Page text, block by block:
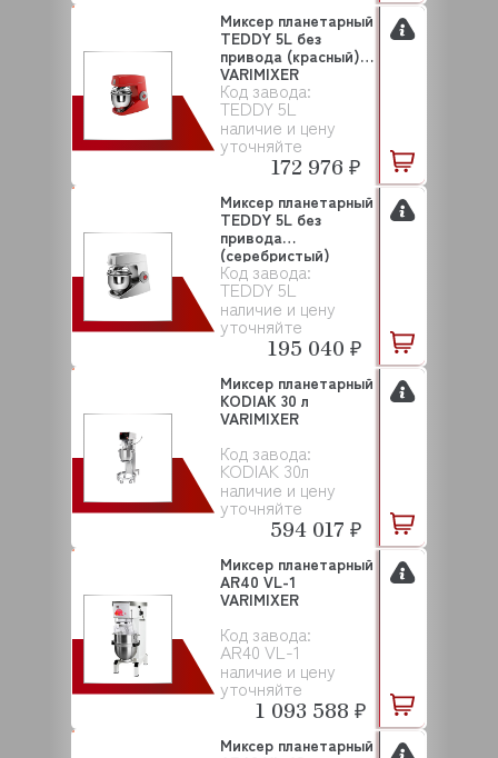
Код завода:
TEDDY 5L
наличие и цену
уточняйте
Миксер планетарный
TEDDY 5L без
привода (красный)
VARIMIXER
172 976 ₽
Код завода:
TEDDY 5L
наличие и цену
уточняйте
Миксер планетарный
TEDDY 5L без
привода
(серебристый)
VARIMIXER
195 040 ₽
Код завода:
KODIAK 30л
наличие и цену
уточняйте
Миксер планетарный
KODIAK 30 л
VARIMIXER
594 017 ₽
Код завода:
AR40 VL-1
наличие и цену
уточняйте
Миксер планетарный
AR40 VL-1
VARIMIXER
1 093 588 ₽
Миксер планетарный